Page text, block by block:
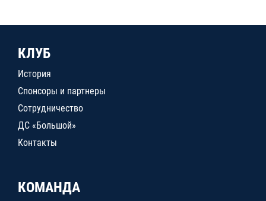
КЛУБ
История
Спонсоры и партнеры
Сотрудничество
ДС «Большой»
Контакты
КОМАНДА